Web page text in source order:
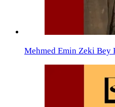
Mehmed Emin Zeki Bey